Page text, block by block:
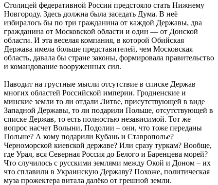
Столицей федеративной России предстояло стать Нижнему
Новгороду. Здесь должна была заседать Дума. В неё
избиралось бы по три гражданина от каждой Державы, два
гражданина от Московской области и один — от Донской
области. И эта веселая компания, в которой Обийская
Держава имела больше представителей, чем Московская
область, давала бы стране законы, формировала правительство
и командование вооруженных сил.
Наводит на грустные мысли отсутствие в списке Держав
многих областей Российской империи. Гродненские и
минские земли то ли отдали Литве, присутствующей в виде
Западной Державы, то ли подарили Польше, отсутствующей в
списке Держав, то есть полностью независимой. Тот же
вопрос насчет Волыни, Подолии – они, что тоже переданы
Польше? А кому подарили Кубань и Ставрополье?
Черноморской киевской державе? Или сразу туркам? Вообще,
где Урал, вся Северная Россия до Белого и Баренцева морей?
Что случилось с русскими землями между Окой и Доном – их
что сплавили в Украинскую Державу? Похоже, политическая
муза прожектера витала далёко от грешной земли.